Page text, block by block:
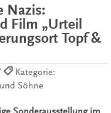
Nazis:
Film „Urteil
Topf &
Kategorie:
Söhne